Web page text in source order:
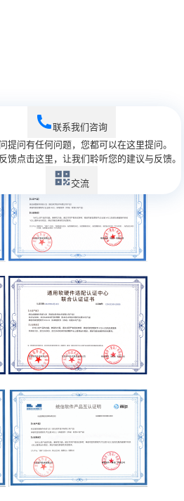
联系我们咨询
提问有任何问题，您都可以在这里提问。
反馈点击这里，让我们聆听您的建议与反馈。
交流